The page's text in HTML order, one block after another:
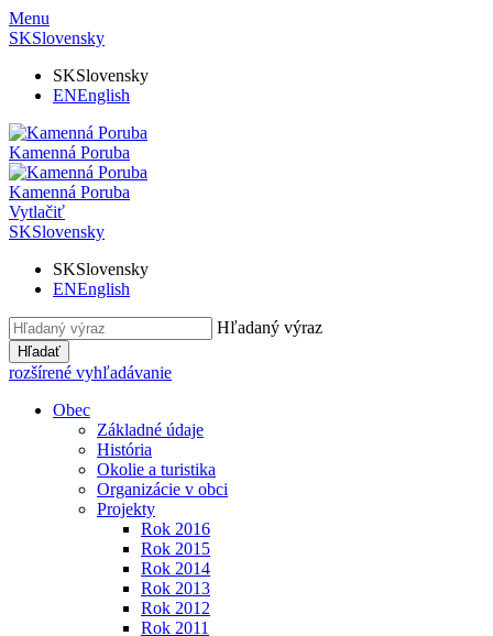
Menu
SKSlovensky
SKSlovensky
ENEnglish
Kamenná Poruba
Kamenná Poruba
Vytlačiť
SKSlovensky
SKSlovensky
ENEnglish
Hľadaný výraz
Hľadať
rozšírené vyhľadávanie
Obec
Základné údaje
História
Okolie a turistika
Organizácie v obci
Projekty
Rok 2016
Rok 2015
Rok 2014
Rok 2013
Rok 2012
Rok 2011